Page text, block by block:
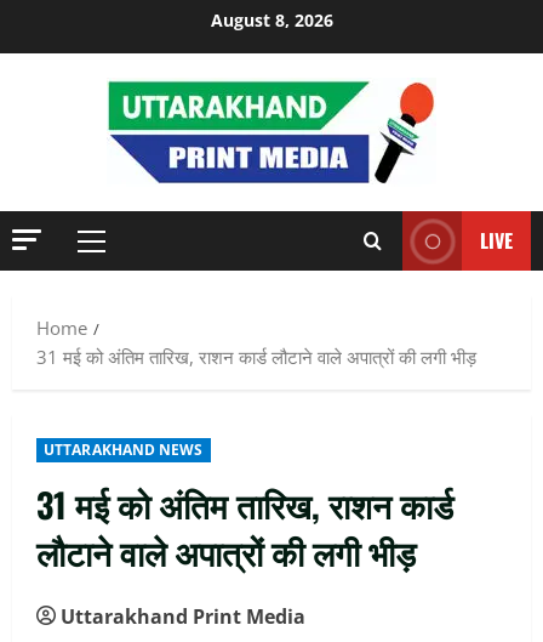
August 8, 2026
Primary
LIVE
Home
31 मई को अंतिम तारिख, राशन कार्ड लौटाने वाले अपात्रों की लगी भीड़
UTTARAKHAND NEWS
31 मई को अंतिम तारिख, राशन कार्ड
लौटाने वाले अपात्रों की लगी भीड़
Uttarakhand Print Media